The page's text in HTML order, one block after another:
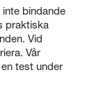
bindande
praktiska
Vid
Vår
test under